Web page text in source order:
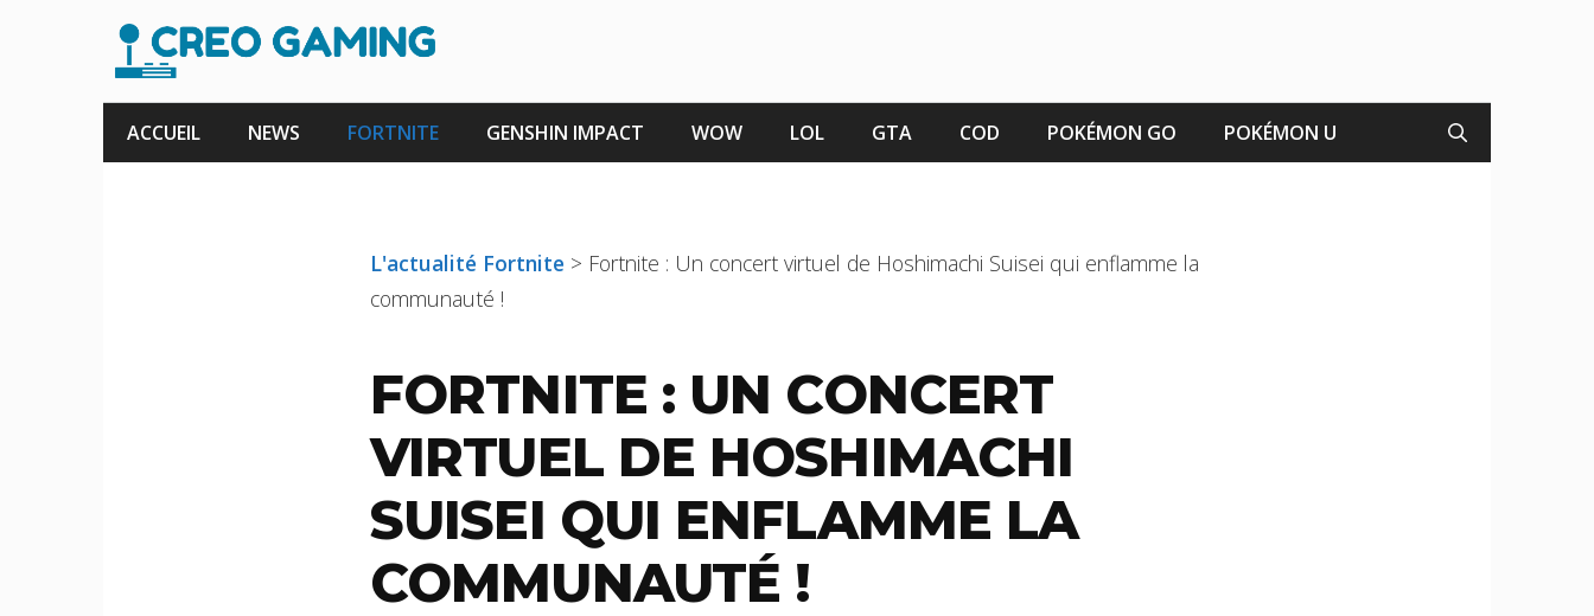
contenu
ACCUEIL NEWS FORTNITE GENSHIN IMPACT WOW LOL GTA COD POKÉMON GO POKÉMON U
L'actualité Fortnite > Fortnite : Un concert virtuel de Hoshimachi Suisei qui enflamme la
communauté !
FORTNITE : UN CONCERT
VIRTUEL DE HOSHIMACHI
SUISEI QUI ENFLAMME LA
COMMUNAUTÉ !